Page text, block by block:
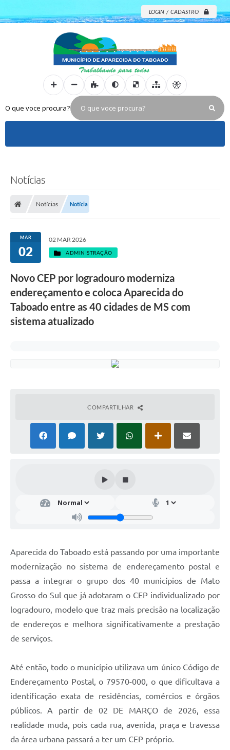
LOGIN / CADASTRO
O que voce procura?
Notícias
Notícias Notícia
MAR
02
02 MAR 2026
ADMINISTRAÇÃO
Novo CEP por logradouro moderniza
endereçamento e coloca Aparecida do
Taboado entre as 40 cidades de MS com
sistema atualizado
COMPARTILHAR
Aparecida do Taboado está passando por uma importante
modernização no sistema de endereçamento postal e
passa a integrar o grupo dos 40 municípios de Mato
Grosso do Sul que já adotaram o CEP individualizado por
logradouro, modelo que traz mais precisão na localização
de endereços e melhora significativamente a prestação
de serviços.
Até então, todo o município utilizava um único Código de
Endereçamento Postal, o 79570-000, o que dificultava a
identificação exata de residências, comércios e órgãos
públicos. A partir de 02 DE MARÇO de 2026, essa
realidade muda, pois cada rua, avenida, praça e travessa
da área urbana passará a ter um CEP próprio.